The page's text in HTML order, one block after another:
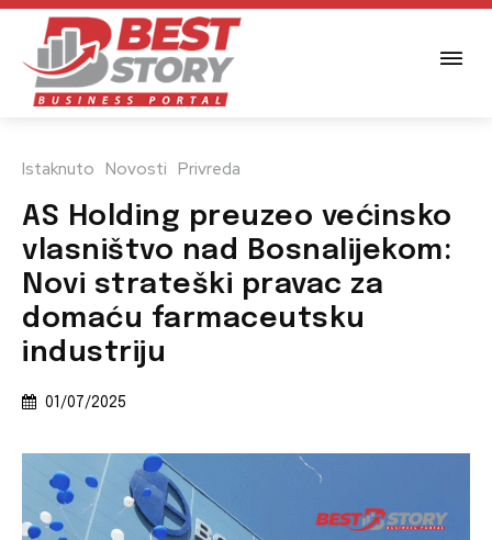
Istaknuto Novosti Privreda
AS Holding preuzeo većinsko
vlasništvo nad Bosnalijekom:
Novi strateški pravac za
domaću farmaceutsku
industriju
01/07/2025